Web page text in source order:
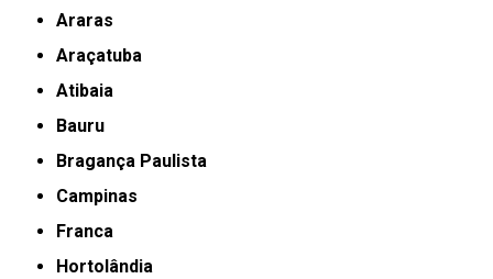
Araras
Araçatuba
Atibaia
Bauru
Bragança Paulista
Campinas
Franca
Hortolândia